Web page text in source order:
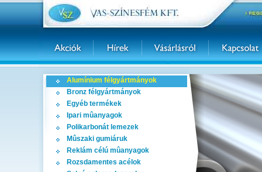
Alumínium félgyártmányok
Bronz félgyártmányok
Egyéb termékek
Ipari mûanyagok
Polikarbonát lemezek
Mûszaki gumiáruk
Reklám célú mûanyagok
Rozsdamentes acélok